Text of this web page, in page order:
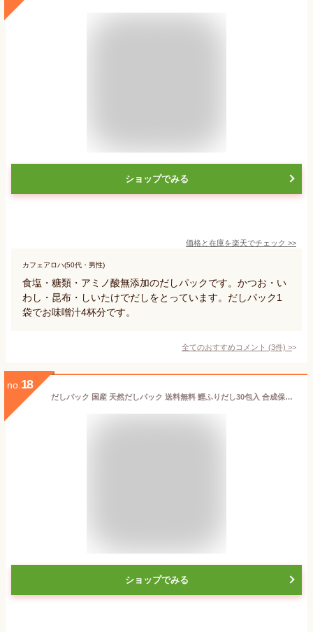
ショップでみる
価格と在庫を楽天でチェック >>
カフェアロハ(50代・男性)
食塩・糖類・アミノ酸無添加のだしパックです。かつお・い
わし・昆布・しいたけでだしをとっています。だしパック1
袋でお味噌汁4杯分です。
全てのおすすめコメント (3件) >
no. 18
だしパック 国産 天然だしパック 送料無料 鰹ふりだし30包入 合成保存料 無添加 お試し価格 特選万能和風だし ポイント消化 まるも 天然素材 だしの素 メール便 出汁 粉末 万能調味料 食品 クーポン メール 便 ギフト 贈り物 楽天
ショップでみる